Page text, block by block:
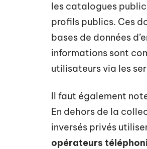
les catalogues
profils publics. Ces
bases de données
informations sont
utilisateurs via les
Il faut également
En dehors de la
inversés privés
opérateurs